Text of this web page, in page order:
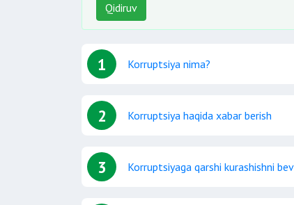
Qidiruv
1 Korruptsiya nima?
2 Korruptsiya haqida xabar berish
3 Korruptsiyaga qarshi kurashishni